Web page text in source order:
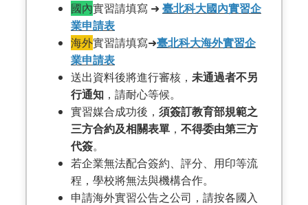
國內實習請填寫 ➜ 臺北科大國內實習企
業申請表
海外實習請填寫➜臺北科大海外實習企
業申請表
送出資料後將進行審核， 未通過者不另
行通知 ，請耐心等候。
實習媒合成功後， 須簽訂教育部規範之
三方合約及相關表單 ， 不得委由第三方
代簽。
若企業無法配合簽約、評分、用印等流
程，學校將無法與機構合作。
申請海外實習公告之公司，請按各國入